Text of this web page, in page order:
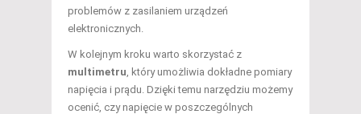
problemów z zasilaniem urządzeń
elektronicznych.
W kolejnym kroku warto skorzystać z
multimetru , który umożliwia dokładne pomiary
napięcia i prądu. Dzięki temu narzędziu możemy
ocenić, czy napięcie w poszczególnych